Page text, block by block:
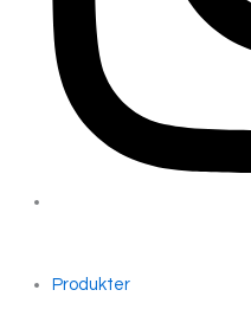
Produkter